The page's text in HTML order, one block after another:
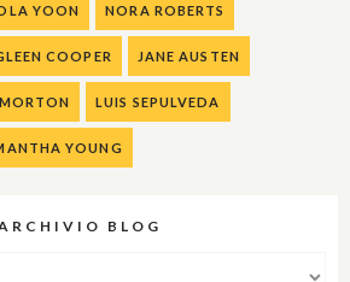
YOON NORA ROBERTS
COOPER JANE AUSTEN
LUIS SEPULVEDA
YOUNG
BLOG